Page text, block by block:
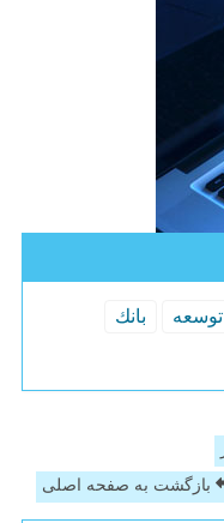
توسعه
بانك
بازگشت به صفحه اصلی